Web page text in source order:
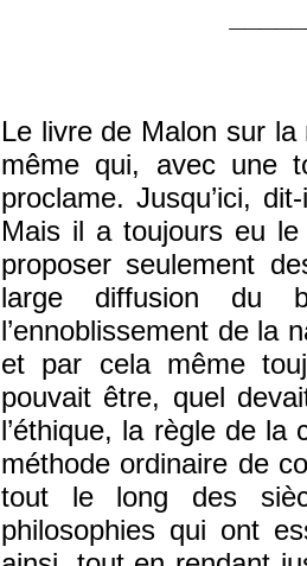
Le livre de Malon sur la
même qui, avec une
proclame. Jusqu’ici,
Mais il a toujours eu
proposer seulement
large diffusion du
l’ennoblissement de la
et par cela même
pouvait être, quel
l’éthique, la règle de la
méthode ordinaire de
tout le long des
philosophies qui ont